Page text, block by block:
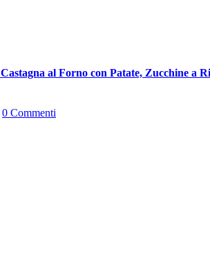
Castagna al Forno con Patate, Zucchine a
0 Commenti